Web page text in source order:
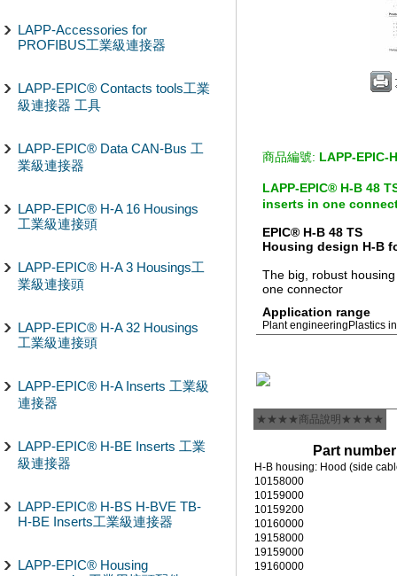
LAPP-Accessories for
PROFIBUS工業級連接器
LAPP-EPIC® Contacts tools工業
級連接器 工具
LAPP-EPIC® Data CAN-Bus 工
業級連接器
LAPP-EPIC® H-A 16 Housings
工業級連接頭
LAPP-EPIC® H-A 3 Housings工
業級連接頭
LAPP-EPIC® H-A 32 Housings
工業級連接頭
LAPP-EPIC® H-A Inserts 工業級
連接器
LAPP-EPIC® H-BE Inserts 工業
級連接器
LAPP-EPIC® H-BS H-BVE TB-
H-BE Inserts工業級連接器
LAPP-EPIC® Housing
商品編號: LAPP-EPIC-
LAPP-EPIC® H-B 48
inserts in one
EPIC® H-B 48 TS
Housing design H-B
The big, robust
one connector
Application range
Plant engineering Plastics
★★★★商品說明★★★★
Part number
H-B housing: Hood (side
10158000
10159000
10159200
10160000
19158000
19159000
19160000